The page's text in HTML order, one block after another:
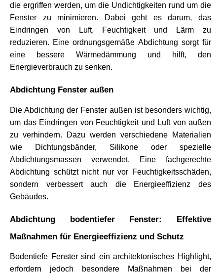
die ergriffen werden, um die Undichtigkeiten rund um die
Fenster zu minimieren. Dabei geht es darum, das
Eindringen von Luft, Feuchtigkeit und Lärm zu
reduzieren. Eine ordnungsgemäße Abdichtung sorgt für
eine bessere Wärmedämmung und hilft, den
Energieverbrauch zu senken.
Abdichtung Fenster außen
Die Abdichtung der Fenster außen ist besonders wichtig,
um das Eindringen von Feuchtigkeit und Luft von außen
zu verhindern. Dazu werden verschiedene Materialien
wie Dichtungsbänder, Silikone oder spezielle
Abdichtungsmassen verwendet. Eine fachgerechte
Abdichtung schützt nicht nur vor Feuchtigkeitsschäden,
sondern verbessert auch die Energieeffizienz des
Gebäudes.
Abdichtung bodentiefer Fenster: Effektive
Maßnahmen für Energieeffizienz und Schutz
Bodentiefe Fenster sind ein architektonisches Highlight,
erfordern jedoch besondere Maßnahmen bei der